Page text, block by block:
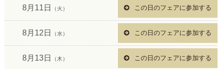
8月11日 （火） この日のフェアに参加する
8月12日 （水） この日のフェアに参加する
8月13日 （木） この日のフェアに参加する